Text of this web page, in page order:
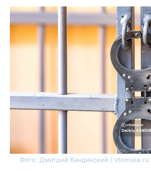
Фото: Дмитрий Кандинский / vtomske.ru